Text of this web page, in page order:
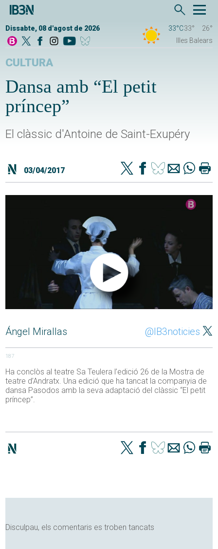
Dissabte, 08 d'agost de 2026 33°C33°
26°
Illes Balears
CULTURA
Dansa amb “El petit
príncep”
El clàssic d'Antoine de Saint-Exupéry
03/04/2017
Ángel Mirallas @IB3noticies
187
Ha conclòs al teatre Sa Teulera l’edició 26 de la Mostra de
teatre d’Andratx. Una edició que ha tancat la companyia de
dansa Pasodos amb la seva adaptació del clàssic “El petit
príncep”.
Disculpau, els comentaris es troben tancats